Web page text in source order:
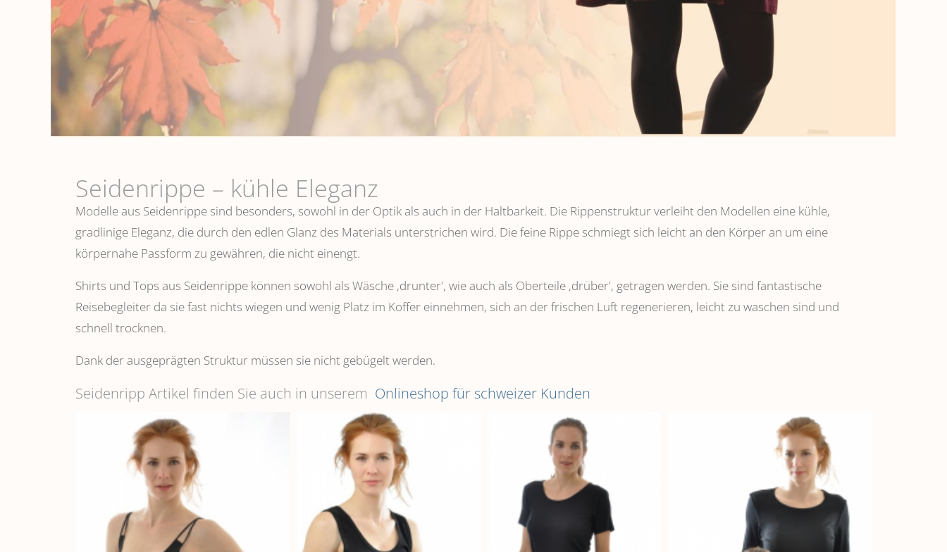
Seidenrippe­ – kühle Eleganz
Modelle aus Seidenrippe sind besonders, sowohl in der Optik als auch in der Haltbarkeit. Die Rippenstruktur verleiht den Modellen eine kühle,
gradlinige Eleganz, die durch den edlen Glanz des Materials unterstrichen wird. Die feine Rippe schmiegt sich leicht an den Körper an um eine
körpernahe Passform zu gewähren, die nicht einengt.
Shirts und Tops aus Seidenrippe können sowohl als Wäsche ,drunter', wie auch als Oberteile ‚drüber', getragen werden. Sie sind fantastische
Reisebegleiter da sie fast nichts wiegen und wenig Platz im Koffer einnehmen, sich an der frischen Luft regenerieren, leicht zu waschen sind und
schnell trocknen.
Dank der ausgeprägten Struktur müssen sie nicht gebügelt werden.
Seidenripp Artikel finden Sie auch in unserem Onlineshop für schweizer Kunden